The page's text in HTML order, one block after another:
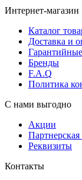
Интернет-магазин
Каталог
Доставка и
Гарантийные
Бренды
F.A.Q
Политика
С нами выгодно
Акции
Реквизиты
Контакты